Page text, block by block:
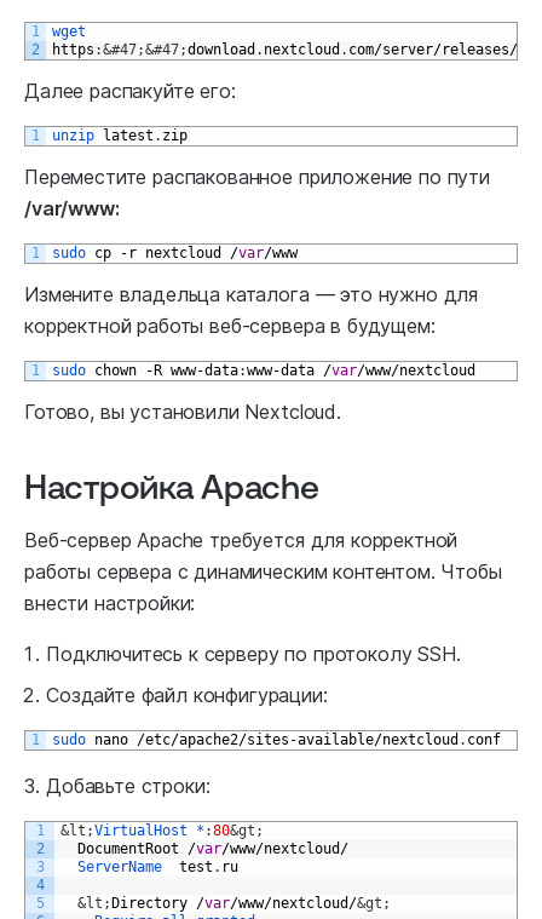
1
2
wget
https :&#47;&#47;download . nextcloud . com/server/releases/
Далее распакуйте его:
1 unzip latest . zip
Переместите распакованное приложение по пути
/var/www:
1 sudo cp - r nextcloud /var/www
Измените владельца каталога — это нужно для
корректной работы веб-сервера в будущем:
1 sudo chown -R www-data:www-data /var/www/nextcloud
Готово, вы установили Nextcloud.
Настройка Apache
Веб-сервер Apache требуется для корректной
работы сервера с динамическим контентом. Чтобы
внести настройки:
Подключитесь к серверу по протоколу SSH.
Создайте файл конфигурации:
1 sudo nano /etc/apache2/sites -available/nextcloud . conf
Добавьте строки:
1
2
3
4
5
&lt;VirtualHost * :80&gt;
DocumentRoot
/var/www/nextcloud /
ServerName test . ru
&lt;Directory /var/www/nextcloud /&gt;